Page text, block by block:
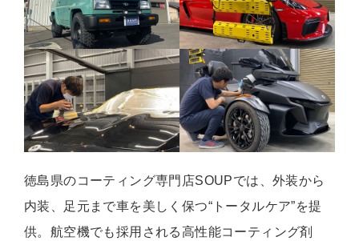
徳島県のコーティング専門店SOUPでは、外装から
内装、足元まで車を美しく保つ“トータルケア”を提
供。航空機でも採用される高性能コーティング剤